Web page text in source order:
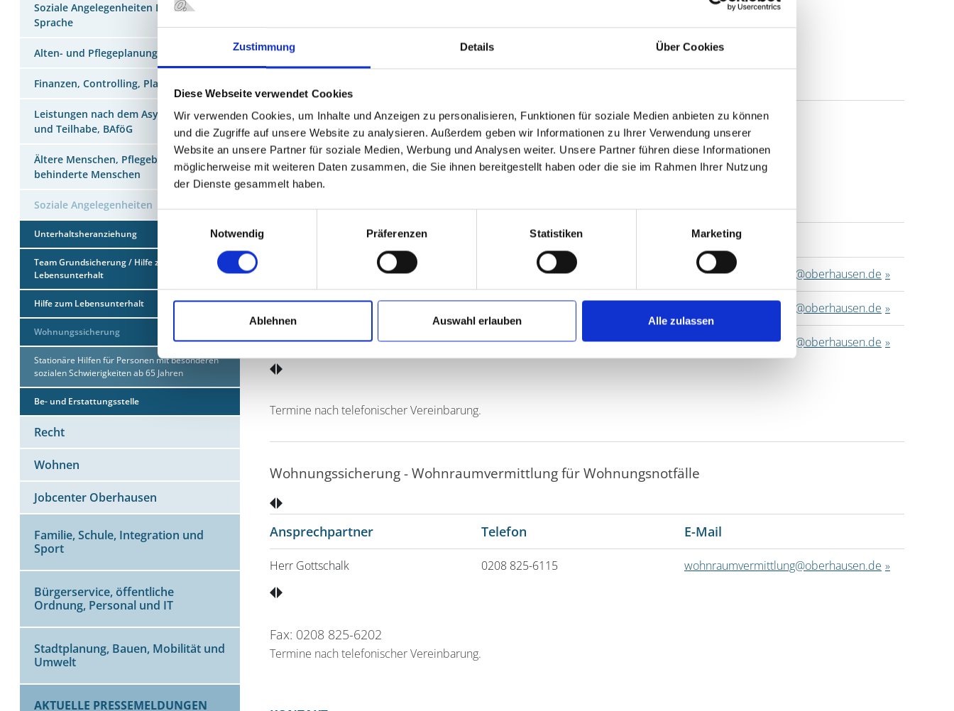
Zustimmung Details Über Cookies
Diese Webseite verwendet Cookies
Wir verwenden Cookies, um Inhalte und Anzeigen zu personalisieren, Funktionen für soziale Medien anbieten zu können
und die Zugriffe auf unsere Website zu analysieren. Außerdem geben wir Informationen zu Ihrer Verwendung unserer
Website an unsere Partner für soziale Medien, Werbung und Analysen weiter. Unsere Partner führen diese Informationen
möglicherweise mit weiteren Daten zusammen, die Sie ihnen bereitgestellt haben oder die sie im Rahmen Ihrer Nutzung
der Dienste gesammelt haben.
Notwendig
Präferenzen Statistiken Marketing
Ablehnen Auswahl erlauben Alle zulassen
Soziale Angelegenheiten Leichte
Sprache
Alten- und Pflegeplanung Oberhausen
Finanzen, Controlling, Planung
Leistungen nach dem AsylbLG, Bildung
und Teilhabe, BAföG
Ältere Menschen, Pflegebedürftige und
behinderte Menschen
Soziale Angelegenheiten
Unterhaltsheranziehung
Team Grundsicherung / Hilfe zum
Lebensunterhalt
Hilfe zum Lebensunterhalt
Wohnungssicherung
Stationäre Hilfen für Personen mit besonderen
sozialen Schwierigkeiten ab 65 Jahren
Be- und Erstattungsstelle
Recht
Wohnen
Jobcenter Oberhausen
Familie, Schule, Integration und
Sport
Bürgerservice, öffentliche
Ordnung, Personal und IT
Stadtplanung, Bauen, Mobilität und
Umwelt
AKTUELLE PRESSEMELDUNGEN
Fax: 0208 825-6202
Termine nach telefonischer Vereinbarung.
Wohnungssicherung - Sozialarbeit
Wohnraumvermittlung für Wohnungsnotfälle
Obdachlosenunterkunft
Ansprechpartner/innen Telefon E-Mail
0208 825-6123 wohnungssicherung@oberhausen.de
wohnungssicherung@oberhausen.de
Herr Loheide 0208 825-8124 wohnungssicherung@oberhausen.de
Termine nach telefonischer Vereinbarung.
Wohnungssicherung - Wohnraumvermittlung für Wohnungsnotfälle
Ansprechpartner Telefon E-Mail
Herr Gottschalk 0208 825-6115 wohnraumvermittlung@oberhausen.de
Fax: 0208 825-6202
Termine nach telefonischer Vereinbarung.